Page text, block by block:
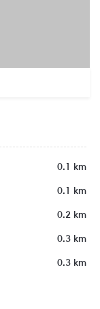
0.1 km
0.1 km
0.2 km
0.3 km
0.3 km